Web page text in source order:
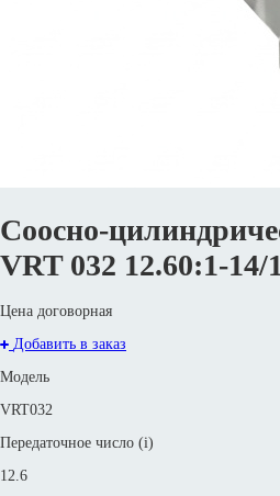
Соосно-
VRT 032 12.60:1-
Цена договорная
Добавить в заказ
Модель
VRT032
Передаточное число (i)
12.6